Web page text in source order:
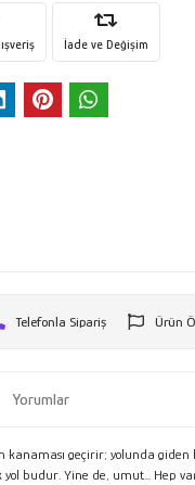
İade ve Değişim
Telefonla Sipariş Ürün
Yorumlar
kanaması geçirir; yolunda
budur. Yine de, umut... Hep